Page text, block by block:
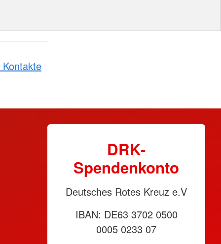
DRK-
Spendenkonto
Deutsches Rotes Kreuz e.V
IBAN: DE63 3702 0500
0005 0233 07